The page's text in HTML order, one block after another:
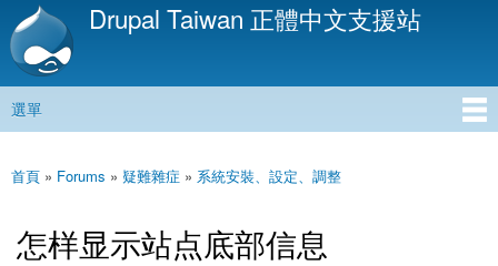
移
內
Drupal Taiwan 正體中文支援站
主選單
選單
您在這裡
首頁 » Forums » 疑難雜症 » 系統安裝、設定、調整
怎样显示站点底部信息